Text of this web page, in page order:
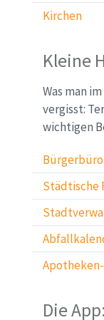
Kirchen
Kleine
Was man
vergisst:
wichtigen
Bürgerbüro
Städtische
Die